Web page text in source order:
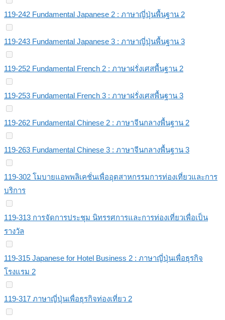
119-242 Fundamental Japanese 2 : ภาษาญี่ปุ่นพื้นฐาน 2
119-243 Fundamental Japanese 3 : ภาษาญี่ปุ่นพื้นฐาน 3
119-252 Fundamental French 2 : ภาษาฝรั่งเศสพื้นฐาน 2
119-253 Fundamental French 3 : ภาษาฝรั่งเศสพื้นฐาน 3
119-262 Fundamental Chinese 2 : ภาษาจีนกลางพื้นฐาน 2
119-263 Fundamental Chinese 3 : ภาษาจีนกลางพื้นฐาน 3
119-302 โมบายแอพพลิเคชั่นเพื่ออุตสาหกรรมการท่องเที่ยวและการ
บริการ
119-313 การจัดการประชุม นิทรรศการและการท่องเที่ยวเพื่อเป็น
รางวัล
119-315 Japanese for Hotel Business 2 : ภาษาญี่ปุ่นเพื่อธุรกิจ
โรงแรม 2
119-317 ภาษาญี่ปุ่นเพื่อธุรกิจท่องเที่ยว 2